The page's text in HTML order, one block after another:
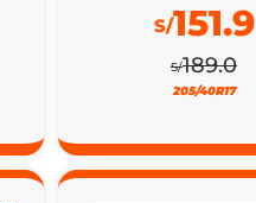
S/189.0
S/151.9
205/40R17